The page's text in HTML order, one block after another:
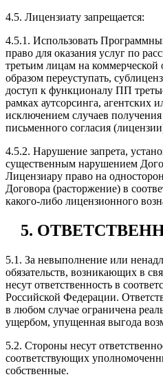
4.5. Лицензиату запрещается:
4.5.1. Использовать
право для оказания услуг по
третьим лицам на
образом переуступать,
доступ к функционалу ПП
рамках аутсорсинга, агентских
исключением случаев
письменного согласия
4.5.2. Нарушение запрета,
существенным нарушением
Лицензиару право на
Договора (расторжение) в
какого-либо лицензионного
5.
5.1. За невыполнение или
обязательств, возникающих в
несут ответственность в
Российской Федерации.
в любом случае ограничена
ущербом, упущенная выгода
5.2. Стороны несут
соответствующих
собственные.